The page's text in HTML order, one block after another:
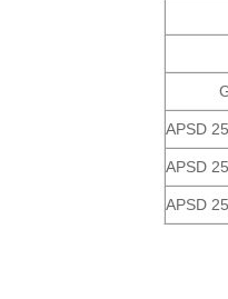
APSD
APSD
APSD